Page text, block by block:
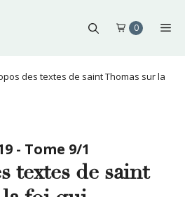
0
des textes de saint Thomas sur la
- Tome 9/1
textes de saint